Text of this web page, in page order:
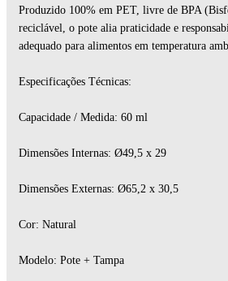
Produzido 100% em PET, livre de BPA
reciclável, o pote alia praticidade e
adequado para alimentos em temperatura
Especificações Técnicas:
Capacidade / Medida: 60 ml
Dimensões Internas: Ø49,5 x 29
Dimensões Externas: Ø65,2 x 30,5
Cor: Natural
Modelo: Pote + Tampa